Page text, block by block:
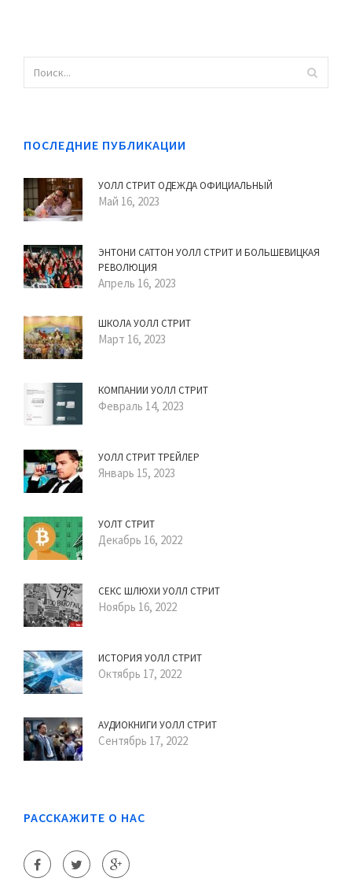
ПОСЛЕДНИЕ ПУБЛИКАЦИИ
УОЛЛ СТРИТ ОДЕЖДА ОФИЦИАЛЬНЫЙ
Май 16, 2023
ЭНТОНИ САТТОН УОЛЛ СТРИТ И БОЛЬШЕВИЦКАЯ
РЕВОЛЮЦИЯ
Апрель 16, 2023
ШКОЛА УОЛЛ СТРИТ
Март 16, 2023
КОМПАНИИ УОЛЛ СТРИТ
Февраль 14, 2023
УОЛЛ СТРИТ ТРЕЙЛЕР
Январь 15, 2023
УОЛТ СТРИТ
Декабрь 16, 2022
СЕКС ШЛЮХИ УОЛЛ СТРИТ
Ноябрь 16, 2022
ИСТОРИЯ УОЛЛ СТРИТ
Октябрь 17, 2022
АУДИОКНИГИ УОЛЛ СТРИТ
Сентябрь 17, 2022
РАССКАЖИТЕ О НАС